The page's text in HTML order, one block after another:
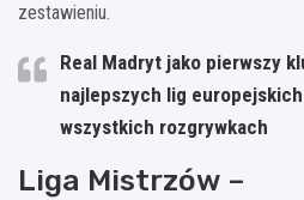
zestawieniu.
Real Madryt jako pierwszy
najlepszych lig
wszystkich rozgrywkach
Liga Mistrzów –